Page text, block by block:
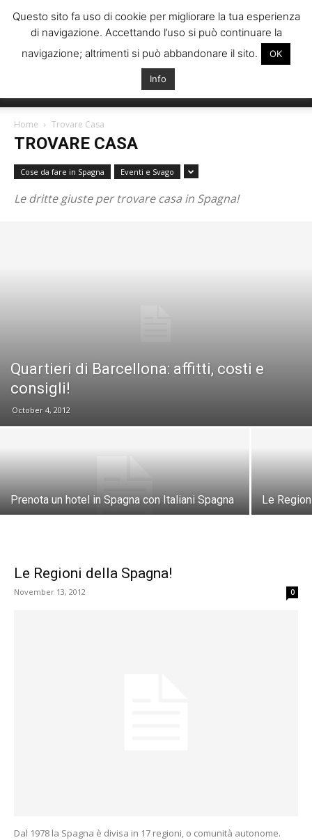
Italiani
Spagna
Home Trovare Casa
TROVARE CASA
Cose da fare in Spagna Eventi e Svago
Le dritte giuste per trovare casa in Spagna!
Quartieri di Barcellona: affitti, costi e
consigli!
October 4, 2012
Prenota un hotel in Spagna con Italiani Spagna Le
Le Regioni della Spagna!
November 13, 2012 0
Dal 1978 la Spagna è divisa in 17 regioni, o comunità autonome.
Questo sito fa uso di cookie per migliorare la tua esperienza
di navigazione. Accettando l’uso si può continuare la
navigazione; altrimenti si può abbandonare il sito.
OK
Info